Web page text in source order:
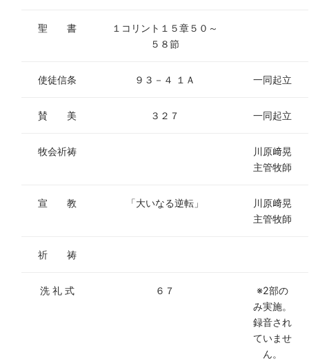
聖 書
１コリント１５章５０～
５８節
使徒信条 ９３－４ １Ａ 一同起立
賛 美 ３２７ 一同起立
牧会祈祷
川原﨑晃
主管牧師
宣 教 「大いなる逆転」
川原﨑晃
主管牧師
祈 祷
洗 礼 式 ６７
※2部の
み実施。
録音され
ていませ
ん。